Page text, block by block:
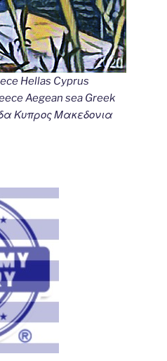
Hellas Cyprus
Aegean sea Greek
Κυπρος Μακεδονια